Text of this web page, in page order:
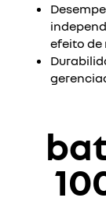
efeito de